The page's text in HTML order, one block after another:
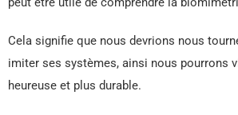
Cela signifie que nous devrions nous
imiter ses systèmes, ainsi nous pourrons
heureuse et plus durable.